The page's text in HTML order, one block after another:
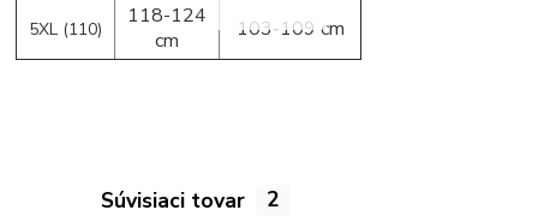
5XL (110)
118-124
cm
103-109 cm
Súvisiaci tovar 2